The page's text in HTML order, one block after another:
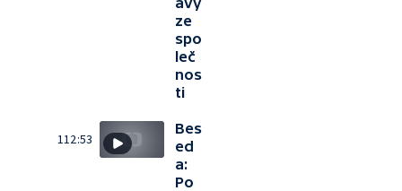
ze
spo
leč
nos
ti
112:53
Bes
ed
a:
Po